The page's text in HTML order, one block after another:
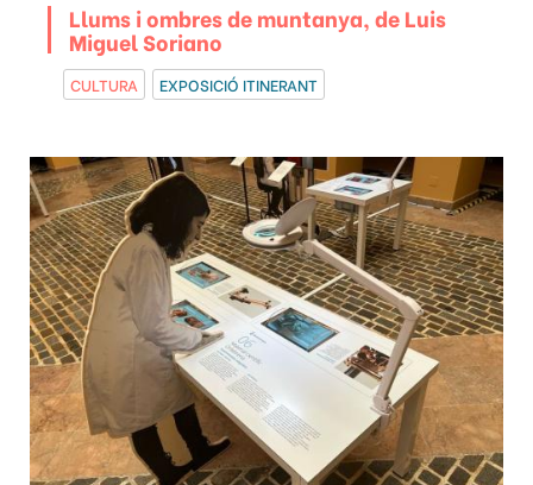
Llums i ombres de muntanya, de Luis
Miguel Soriano
CULTURA EXPOSICIÓ ITINERANT